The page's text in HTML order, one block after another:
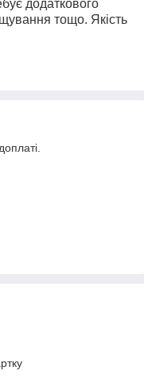
додаткового
тощо. Якість